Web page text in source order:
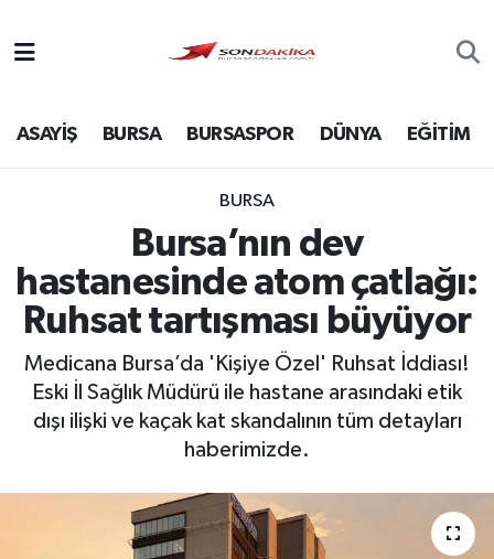
ASAYİŞ BURSA BURSASPOR DÜNYA EĞİTİM
BURSA
Bursa’nın dev
hastanesinde atom çatlağı:
Ruhsat tartışması büyüyor
Medicana Bursa’da 'Kişiye Özel' Ruhsat İddiası!
Eski İl Sağlık Müdürü ile hastane arasındaki etik
dışı ilişki ve kaçak kat skandalının tüm detayları
haberimizde.
Bursa
Ekonomi
Foto Galeri
Genel
Gündem